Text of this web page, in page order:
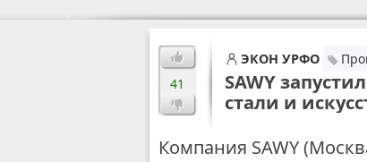
41
ЭКОН УРФО
SAWY
стали и
Компания SAWY